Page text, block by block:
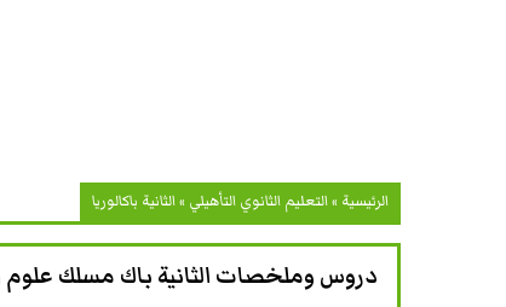
الرئيسية »التعليم الثانوي التأهيلي »الثانية باكالوريا
دروس وملخصات الثانية باك مسلك علوم